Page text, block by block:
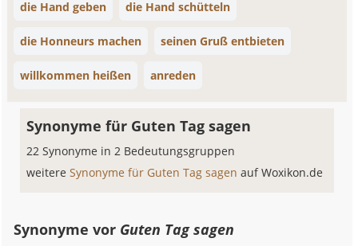
die Hand geben die Hand schütteln
die Honneurs machen seinen Gruß entbieten
willkommen heißen anreden
Synonyme für Guten Tag sagen
22 Synonyme in 2 Bedeutungsgruppen
weitereSynonyme für Guten Tag sagenauf Woxikon.de
Synonyme vor Guten Tag sagen